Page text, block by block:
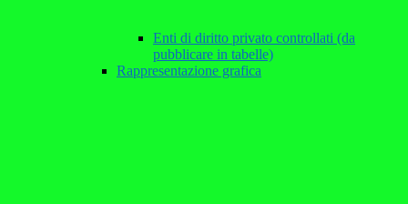
Enti di diritto privato controllati (da
pubblicare in tabelle)
Rappresentazione grafica